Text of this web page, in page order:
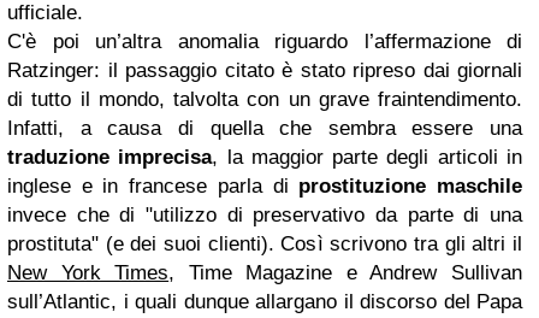
ufficiale.
C'è poi un’altra anomalia riguardo l’affermazione di
Ratzinger: il passaggio citato è stato ripreso dai giornali
di tutto il mondo, talvolta con un grave fraintendimento.
Infatti, a causa di quella che sembra essere una
traduzione imprecisa, la maggior parte degli articoli in
inglese e in francese parla di prostituzione maschile
invece che di "utilizzo di preservativo da parte di una
prostituta" (e dei suoi clienti). Così scrivono tra gli altri il
New York Times, Time Magazine e Andrew Sullivan
sull’Atlantic, i quali dunque allargano il discorso del Papa